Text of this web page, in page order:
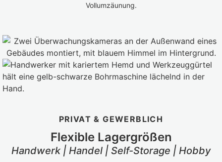
Vollumzäunung.
PRIVAT & GEWERBLICH
Flexible Lagergrößen
Handwerk | Handel | Self-Storage | Hobby